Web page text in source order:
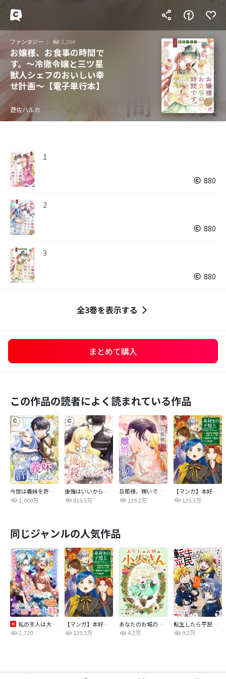
ファンタジー 2,264
お嬢様、お食事の時間で
す。～冷徹令嬢と三ツ星
獣人シェフのおいしい幸
せ計画～【電子単行本】
遊佐ハルカ
1
880
2
880
3
880
全3巻を表示する
まとめて購入
この作品の読者によく読まれている作品
今世は義妹を許しません
1,000万
後悔はいいから殺してください
815.5万
旦那様、稼いで離婚させていただきます！
139.2万
【マンガ】本好きの下剋上 第四部
125.3万
同じジャンルの人気作品
私の主人は大きな犬系騎士様
2,730
【マンガ】本好きの下剋上 第四部
125.3万
あなたのお城の小人さん ～御飯下さい、働きますっ～（コミック）【分冊版】
4.2万
転生したら平民でした。～生活水準に耐えられないので貴族を目指します～（コミック）
9.2万